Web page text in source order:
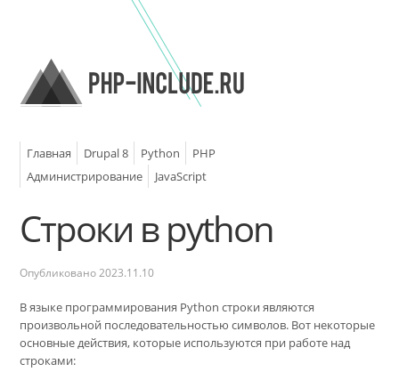
Главная Drupal 8 Python
PHP
Администрирование
JavaScript
Строки в python
Опубликовано 2023.11.10
В языке программирования Python строки являются
произвольной последовательностью символов. Вот некоторые
основные действия, которые используются при работе над
строками: